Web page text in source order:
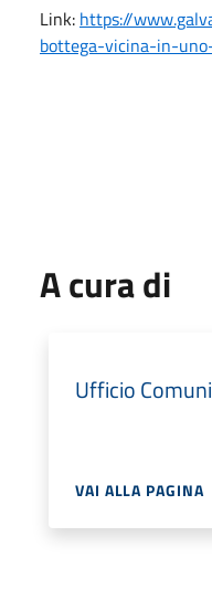
Link: https://
bottega-vicina-in-
A cura di
Ufficio
VAI ALLA PAGINA